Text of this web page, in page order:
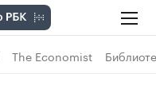
The Economist